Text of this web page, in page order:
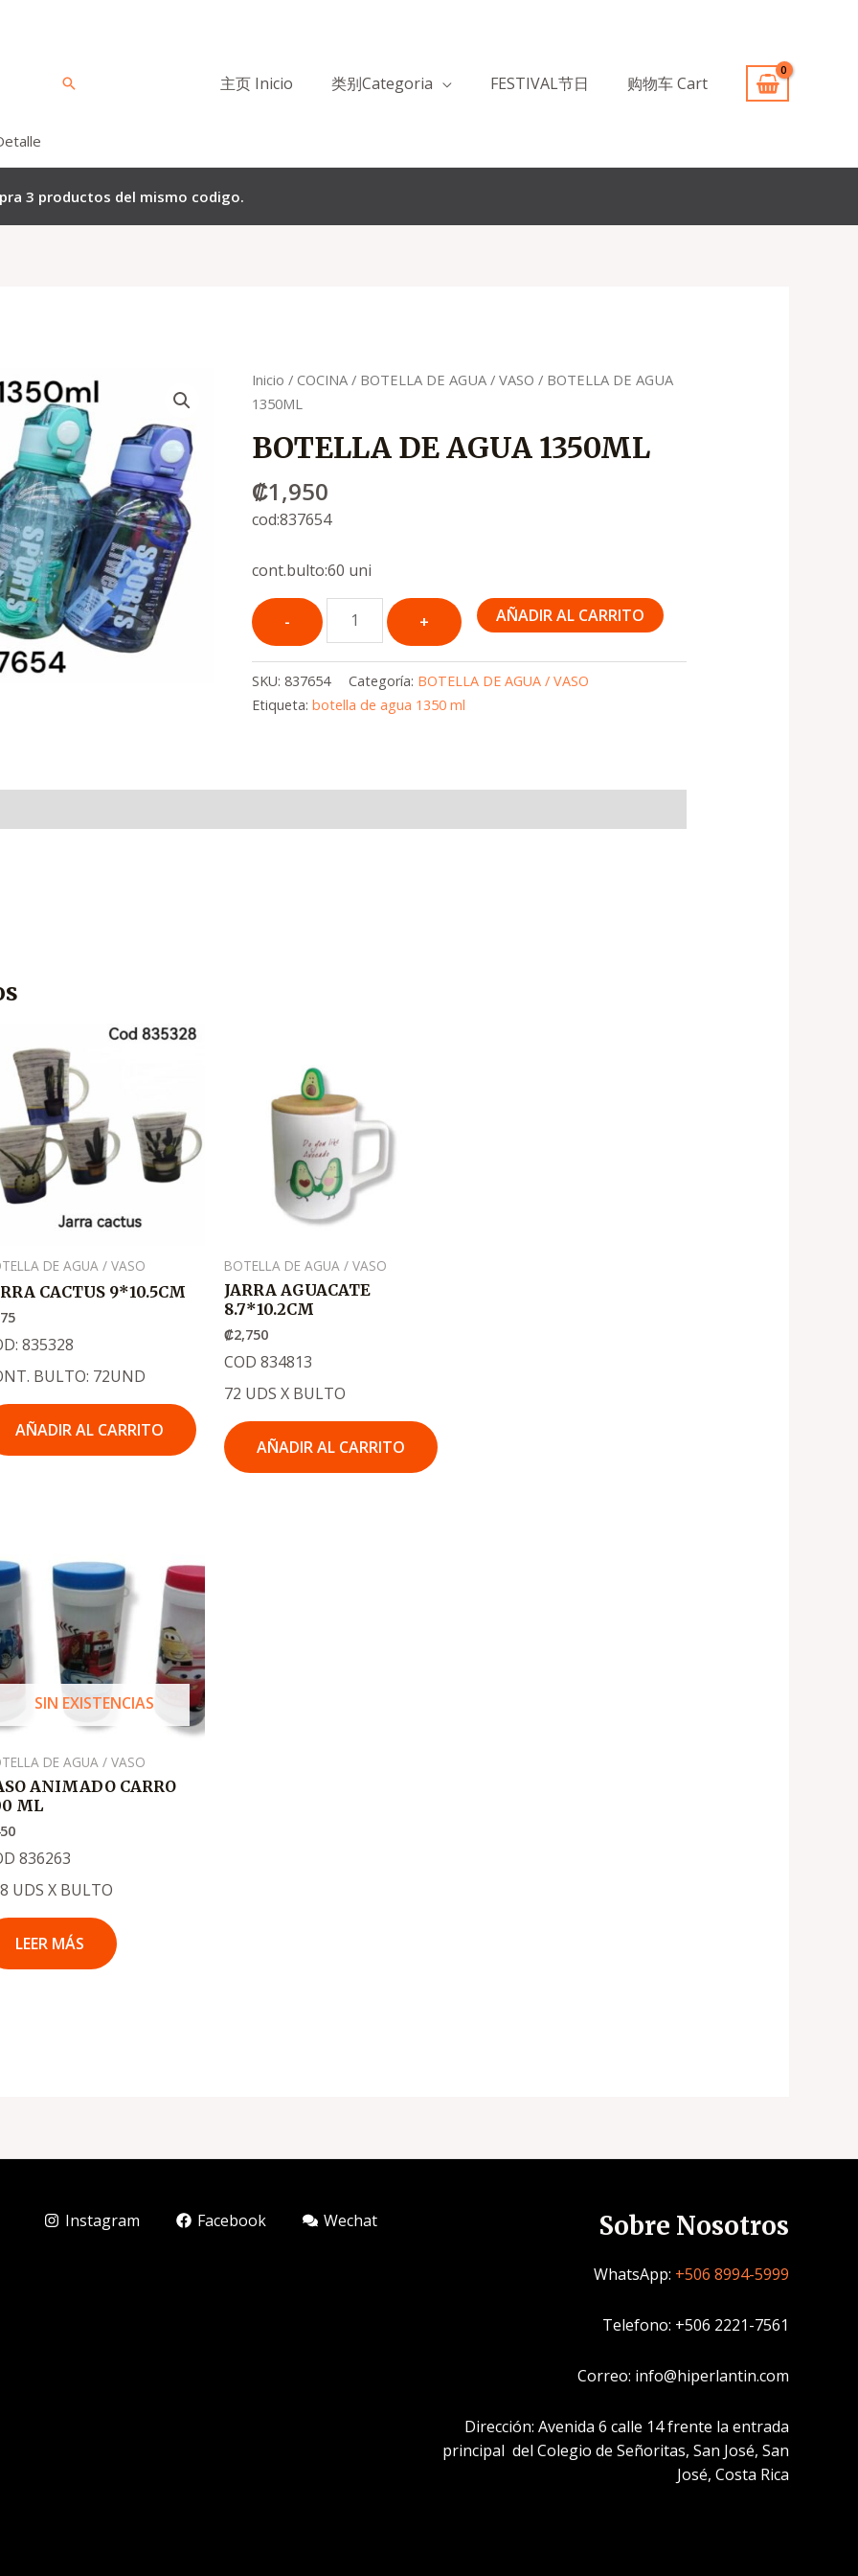
Buscar 主页 Inicio 类别Categoria FESTIVAL节日 购物车 Cart
3 productos del mismo codigo.
Inicio / COCINA / BOTELLA DE AGUA / VASO / BOTELLA DE AGUA
1350ML
BOTELLA DE AGUA 1350ML
₡1,950
cod:837654
cont.bulto:60 uni
Quantity
AÑADIR AL CARRITO
SKU:837654 Categoría: BOTELLA DE AGUA / VASO
Etiqueta:botella de agua 1350 ml
DE AGUA / VASO
CACTUS 9*10.5CM
835328
BULTO: 72UND
AÑADIR AL CARRITO
BOTELLA DE AGUA / VASO
JARRA AGUACATE
8.7*10.2CM
₡2,750
COD 834813
72 UDS X BULTO
AÑADIR AL CARRITO
SIN EXISTENCIAS
DE AGUA / VASO
ANIMADO CARRO
ML
836263
UDS X BULTO
LEER MÁS
Instagram Facebook Wechat Sobre Nosotros
WhatsApp: +506 8994-5999
Telefono: +506 2221-7561
Correo: info@hiperlantin.com
Dirección: Avenida 6 calle 14 frente la entrada
principal del Colegio de Señoritas, San José, San
José, Costa Rica